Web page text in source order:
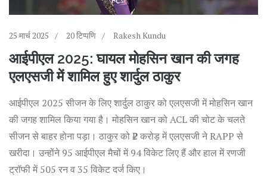
25 मार्च 2025 20 टिप्पणि Rakesh Kundu
आईपीएल 2025: घायल मोहसिन खान की जगह
एलएसजी में शामिल हुए शार्दुल ठाकुर
आईपीएल 2025 सीजन के लिए शार्दुल ठाकुर को एलएसजी में मोहसिन खान
की जगह शामिल किया गया है। मोहसिन खान को ACL की चोट के चलते
सीजन से बाहर होना पड़ा। ठाकुर को ₹2 करोड़ में एलएसजी ने RAPP से
खरीदा। उन्होंने 95 आईपीएल मैचों में 94 विकेट लिए हैं और हाल में रणजी
ट्रॉफी में 505 रन व 35 विकेट दर्ज किए।